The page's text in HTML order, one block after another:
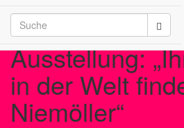
/2026
Ausstellung:
in der Welt
Niemöller“